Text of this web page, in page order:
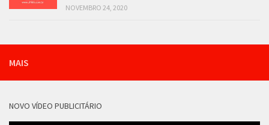
NOVEMBRO 24, 2020
MAIS
NOVO VÍDEO PUBLICITÁRIO